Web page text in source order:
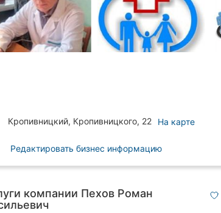
Кропивницкий, Кропивницкого, 22 На карте
Редактировать бизнес информацию
компании Пехов Роман